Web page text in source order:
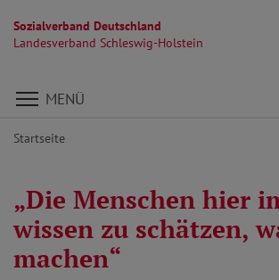
Sozialverband Deutschland
Landesverband Schleswig-Holstein
Direkt zu den Inhalten springen
MENÜ
Startseite
„Die Menschen hier
wissen zu schätzen,
machen“